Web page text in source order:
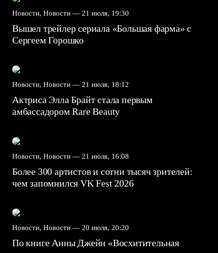
Новости, Новости — 21 июля, 19:30
Вышел трейлер сериала «Большая фарма» с
Сергеем Горошко
Новости, Новости — 21 июля, 18:12
Актриса Элла Брайт стала первым
амбассадором Rare Beauty
Новости, Новости — 21 июля, 16:08
Более 300 артистов и сотни тысяч зрителей:
чем запомнился VK Fest 2026
Новости, Новости — 20 июля, 20:20
По книге Анны Джейн «Восхитительная